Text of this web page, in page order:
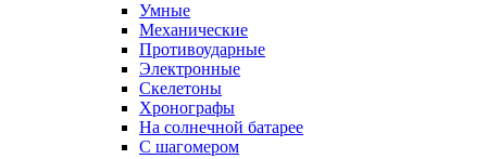
Умные
Механические
Противоударные
Электронные
Скелетоны
Хронографы
На солнечной батарее
С шагомером